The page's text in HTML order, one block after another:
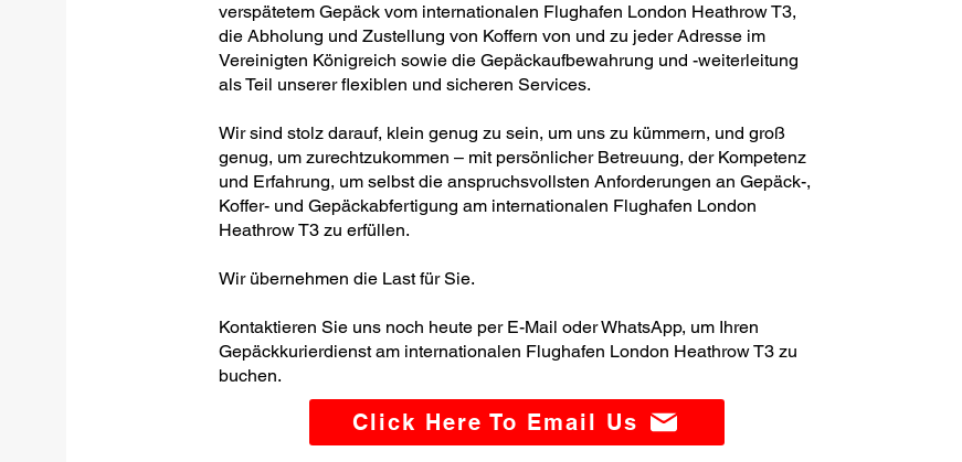
verspätetem Gepäck vom internationalen Flughafen London Heathrow T3,
die Abholung und Zustellung von Koffern von und zu jeder Adresse im
Vereinigten Königreich sowie die Gepäckaufbewahrung und -weiterleitung
als Teil unserer flexiblen und sicheren Services.
Wir sind stolz darauf, klein genug zu sein, um uns zu kümmern, und groß
genug, um zurechtzukommen – mit persönlicher Betreuung, der Kompetenz
und Erfahrung, um selbst die anspruchsvollsten Anforderungen an Gepäck-,
Koffer- und Gepäckabfertigung am internationalen Flughafen London
Heathrow T3 zu erfüllen.
Wir übernehmen die Last für Sie.
Kontaktieren Sie uns noch heute per E-Mail oder WhatsApp, um Ihren
Gepäckkurierdienst am internationalen Flughafen London Heathrow T3 zu
buchen.
Click Here To Email Us